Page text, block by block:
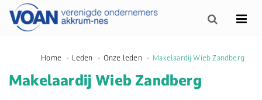
Home Leden Onze leden Makelaardij Wieb Zandberg
Makelaardij Wieb Zandberg